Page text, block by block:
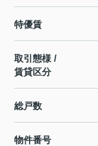
特優賃
取引態様 /
賃貸区分
総戸数
物件番号